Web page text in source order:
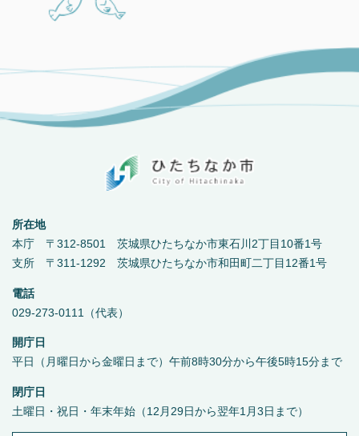
所在地
本庁 〒312-8501 茨城県ひたちなか市東石川2丁目10番1号
支所 〒311-1292 茨城県ひたちなか市和田町二丁目12番1号
電話
029-273-0111（代表）
開庁日
平日（月曜日から金曜日まで）午前8時30分から午後5時15分まで
閉庁日
土曜日・祝日・年末年始（12月29日から翌年1月3日まで）